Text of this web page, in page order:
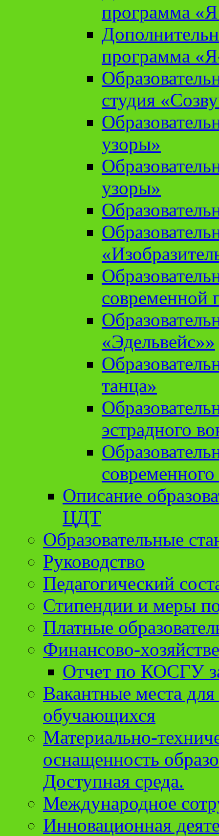
программа «Я
программа
студия
узоры»
узоры»
современной
«Эдельвейс»»
танца»
эстрадного
Описание
ЦДТ
Образовательные
Руководство
Педагогический
Стипендии и меры
Платные
Финансово-
Отчет по КОСГУ
Вакантные места
обучающихся
Материально-
оснащенность
Доступная среда.
Международное
Инновационная